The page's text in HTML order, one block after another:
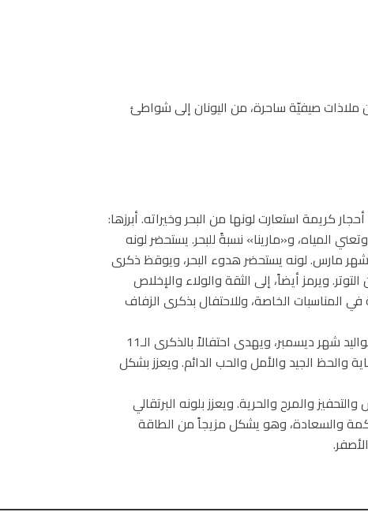
ملاذات صيفيّة ساحرة، من اليونان إلى شواطئ
كريمة استعارت لونها من البحر وخيراته. أبرزها:
المياه، و«مارينا» نسبةً للبحر. يستحضر لونه
مارس. لونه يستحضر هدوء البحر، ويوقظ ذكرى
ويرمز أيضاً، إلى الثقة والولاء والإخلاص
في المناسبات الخاصة، وللاحتفال بذكرى الزفاف
يعتبر الفيروز جالباً للحظ السعيد. وهو مخصّص لمواليد شهر ديسمبر، ويهدى احتفالاً بالذكرى الـ11
والحظ الجيد والأمل والحب الدائم. ويعزز بشكل
والمرح والحرية. ويعزز بلونه البرتقالي
والسعادة، وهو يشكل مزيجاً من الطاقة